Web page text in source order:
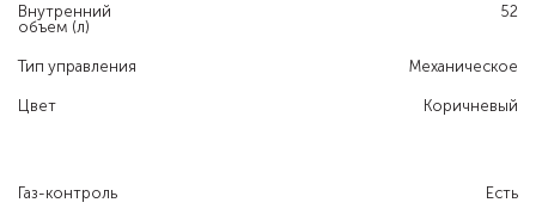
Внутренний
объем (л)
52
Тип управления Механическое
Цвет Коричневый
Газ-контроль Есть